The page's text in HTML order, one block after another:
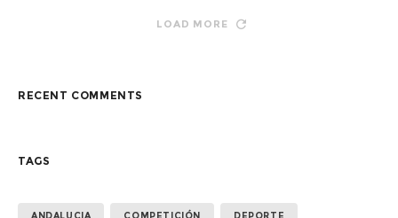
LOAD MORE
RECENT COMMENTS
TAGS
ANDALUCIA COMPETICIÓN DEPORTE